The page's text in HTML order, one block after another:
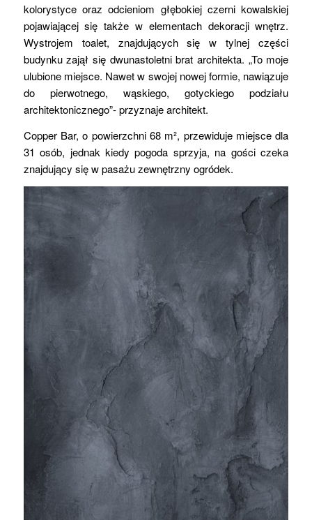
kolorystyce oraz odcieniom głębokiej czerni kowalskiej
pojawiającej się także w elementach dekoracji wnętrz.
Wystrojem toalet, znajdujących się w tylnej części
budynku zajął się dwunastoletni brat architekta. „To moje
ulubione miejsce. Nawet w swojej nowej formie, nawiązuje
do pierwotnego, wąskiego, gotyckiego podziału
architektonicznego”- przyznaje architekt.
Copper Bar, o powierzchni 68 m², przewiduje miejsce dla
31 osób, jednak kiedy pogoda sprzyja, na gości czeka
znajdujący się w pasażu zewnętrzny ogródek.